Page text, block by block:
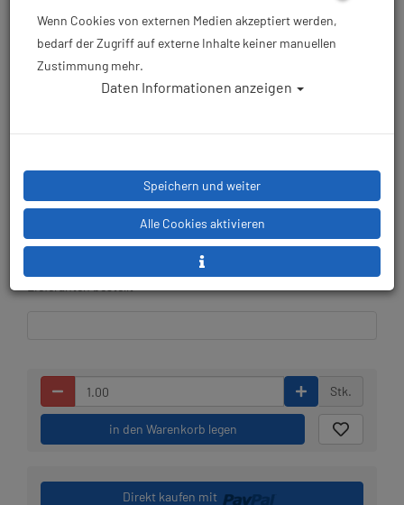
80,00 €*
Lieferbar in 1-2 Wochen,
der Artikel wird nach
Stk.
in den Warenkorb legen
Direkt kaufen mit
Wenn Cookies von externen Medien akzeptiert werden,
bedarf der Zugriff auf externe Inhalte keiner manuellen
Zustimmung mehr.
Daten Informationen anzeigen
Speichern und weiter
Alle Cookies aktivieren